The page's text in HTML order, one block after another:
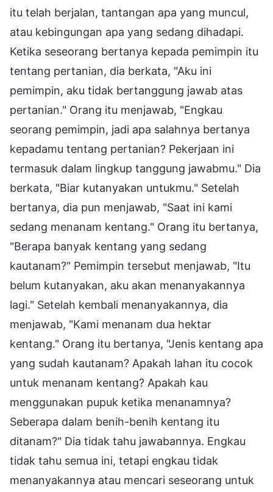
itu telah berjalan, tantangan apa yang muncul,
atau kebingungan apa yang sedang dihadapi.
Ketika seseorang bertanya kepada pemimpin itu
tentang pertanian, dia berkata, "Aku ini
pemimpin, aku tidak bertanggung jawab atas
pertanian." Orang itu menjawab, "Engkau
seorang pemimpin, jadi apa salahnya bertanya
kepadamu tentang pertanian? Pekerjaan ini
termasuk dalam lingkup tanggung jawabmu." Dia
berkata, "Biar kutanyakan untukmu." Setelah
bertanya, dia pun menjawab, "Saat ini kami
sedang menanam kentang." Orang itu bertanya,
"Berapa banyak kentang yang sedang
kautanam?" Pemimpin tersebut menjawab, "Itu
belum kutanyakan, aku akan menanyakannya
lagi." Setelah kembali menanyakannya, dia
menjawab, "Kami menanam dua hektar
kentang." Orang itu bertanya, "Jenis kentang apa
yang sudah kautanam? Apakah lahan itu cocok
untuk menanam kentang? Apakah kau
menggunakan pupuk ketika menanamnya?
Seberapa dalam benih-benih kentang itu
ditanam?" Dia tidak tahu jawabannya. Engkau
tidak tahu semua ini, tetapi engkau tidak
menanyakannya atau mencari seseorang untuk